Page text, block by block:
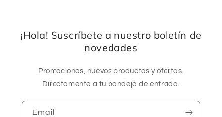
¡Hola! Suscríbete a nuestro boletín de
novedades
Promociones, nuevos productos y ofertas.
Directamente a tu bandeja de entrada.
Email